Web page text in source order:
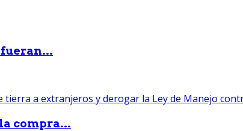
compra...